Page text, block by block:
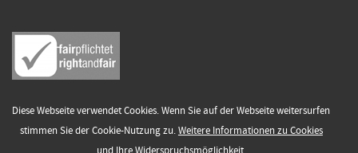
Datenschutzhinweise Impressum
Diese Webseite verwendet Cookies. Wenn Sie auf der Webseite weitersurfen
stimmen Sie der Cookie-Nutzung zu. Weitere Informationen zu Cookies